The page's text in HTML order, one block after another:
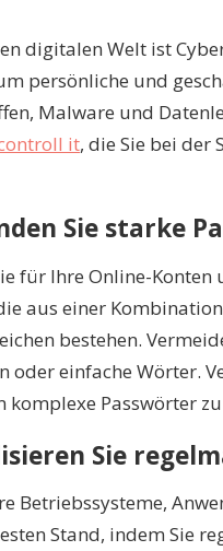
digitalen Welt ist
persönliche und
Malware und
it, die Sie bei der
Sie starke
für Ihre Online-
aus einer
bestehen.
oder einfache Wörter.
komplexe Passwörter
Sie
Betriebssysteme,
Stand, indem Sie